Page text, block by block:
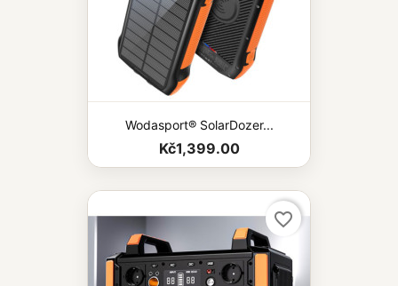
Wodasport® SolarDozer...
Kč1,399.00
favorite_border